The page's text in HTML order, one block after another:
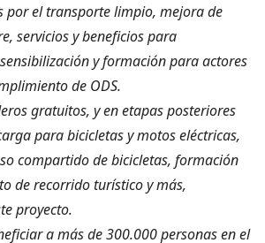
por el transporte limpio, mejora de
servicios y beneficios para
y formación para actores
de ODS.
gratuitos, y en etapas posteriores
para bicicletas y motos eléctricas,
compartido de bicicletas, formación
de recorrido turístico y más,
proyecto.
a más de 300.000 personas en el